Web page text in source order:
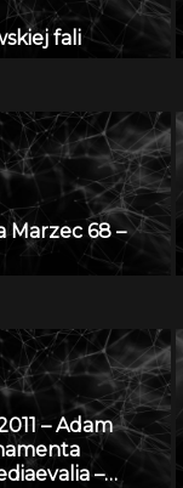
fali
Marzec 68 –
– Adam
–